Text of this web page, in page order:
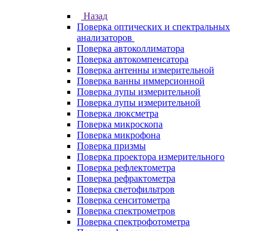
Назад
Поверка оптических и спектральных
анализаторов
Поверка автоколлиматора
Поверка автокомпенсатора
Поверка антенны измерительной
Поверка ванны иммерсионной
Поверка лупы измерительной
Поверка лупы измерительной
Поверка люксметра
Поверка микроскопа
Поверка микрофона
Поверка призмы
Поверка проектора измерительного
Поверка рефлектометра
Поверка рефрактометра
Поверка светофильтров
Поверка сенситометра
Поверка спектрометров
Поверка спектрофотометра